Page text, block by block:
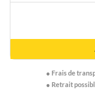
● Frais de
● Retrait